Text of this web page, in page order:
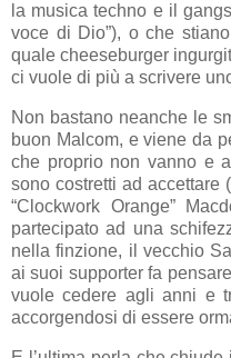
la musica techno e il
voce di Dio”), o che
quale cheeseburger
ci vuole di più a scrivere
Non bastano neanche le
buon Malcom, e viene da
che proprio non vanno e
sono costretti ad accettare
“Clockwork Orange”
partecipato ad una
nella finzione, il vecchio
ai suoi supporter fa
vuole cedere agli anni e
accorgendosi di essere